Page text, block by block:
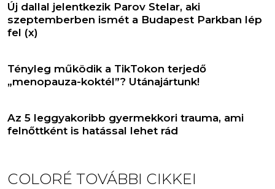
Új dallal jelentkezik Parov Stelar, aki
szeptemberben ismét a Budapest Parkban lép
fel (x)
Tényleg működik a TikTokon terjedő
„menopauza-koktél”? Utánajártunk!
Az 5 leggyakoribb gyermekkori trauma, ami
felnőttként is hatással lehet rád
COLORÉ TOVÁBBI CIKKEI